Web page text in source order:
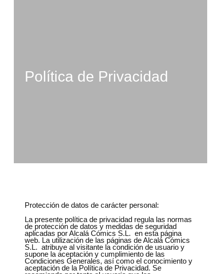
Política de Privacidad
Protección de datos de carácter personal:
La presente política de privacidad regula las normas
de protección de datos y medidas de seguridad
aplicadas por Alcalá Cómics S.L. en esta página
web. La utilización de las páginas de Alcalá Cómics
S.L. atribuye al visitante la condición de usuario y
supone la aceptación y cumplimiento de las
Condiciones Generales, así como el conocimiento y
aceptación de la Política de Privacidad. Se